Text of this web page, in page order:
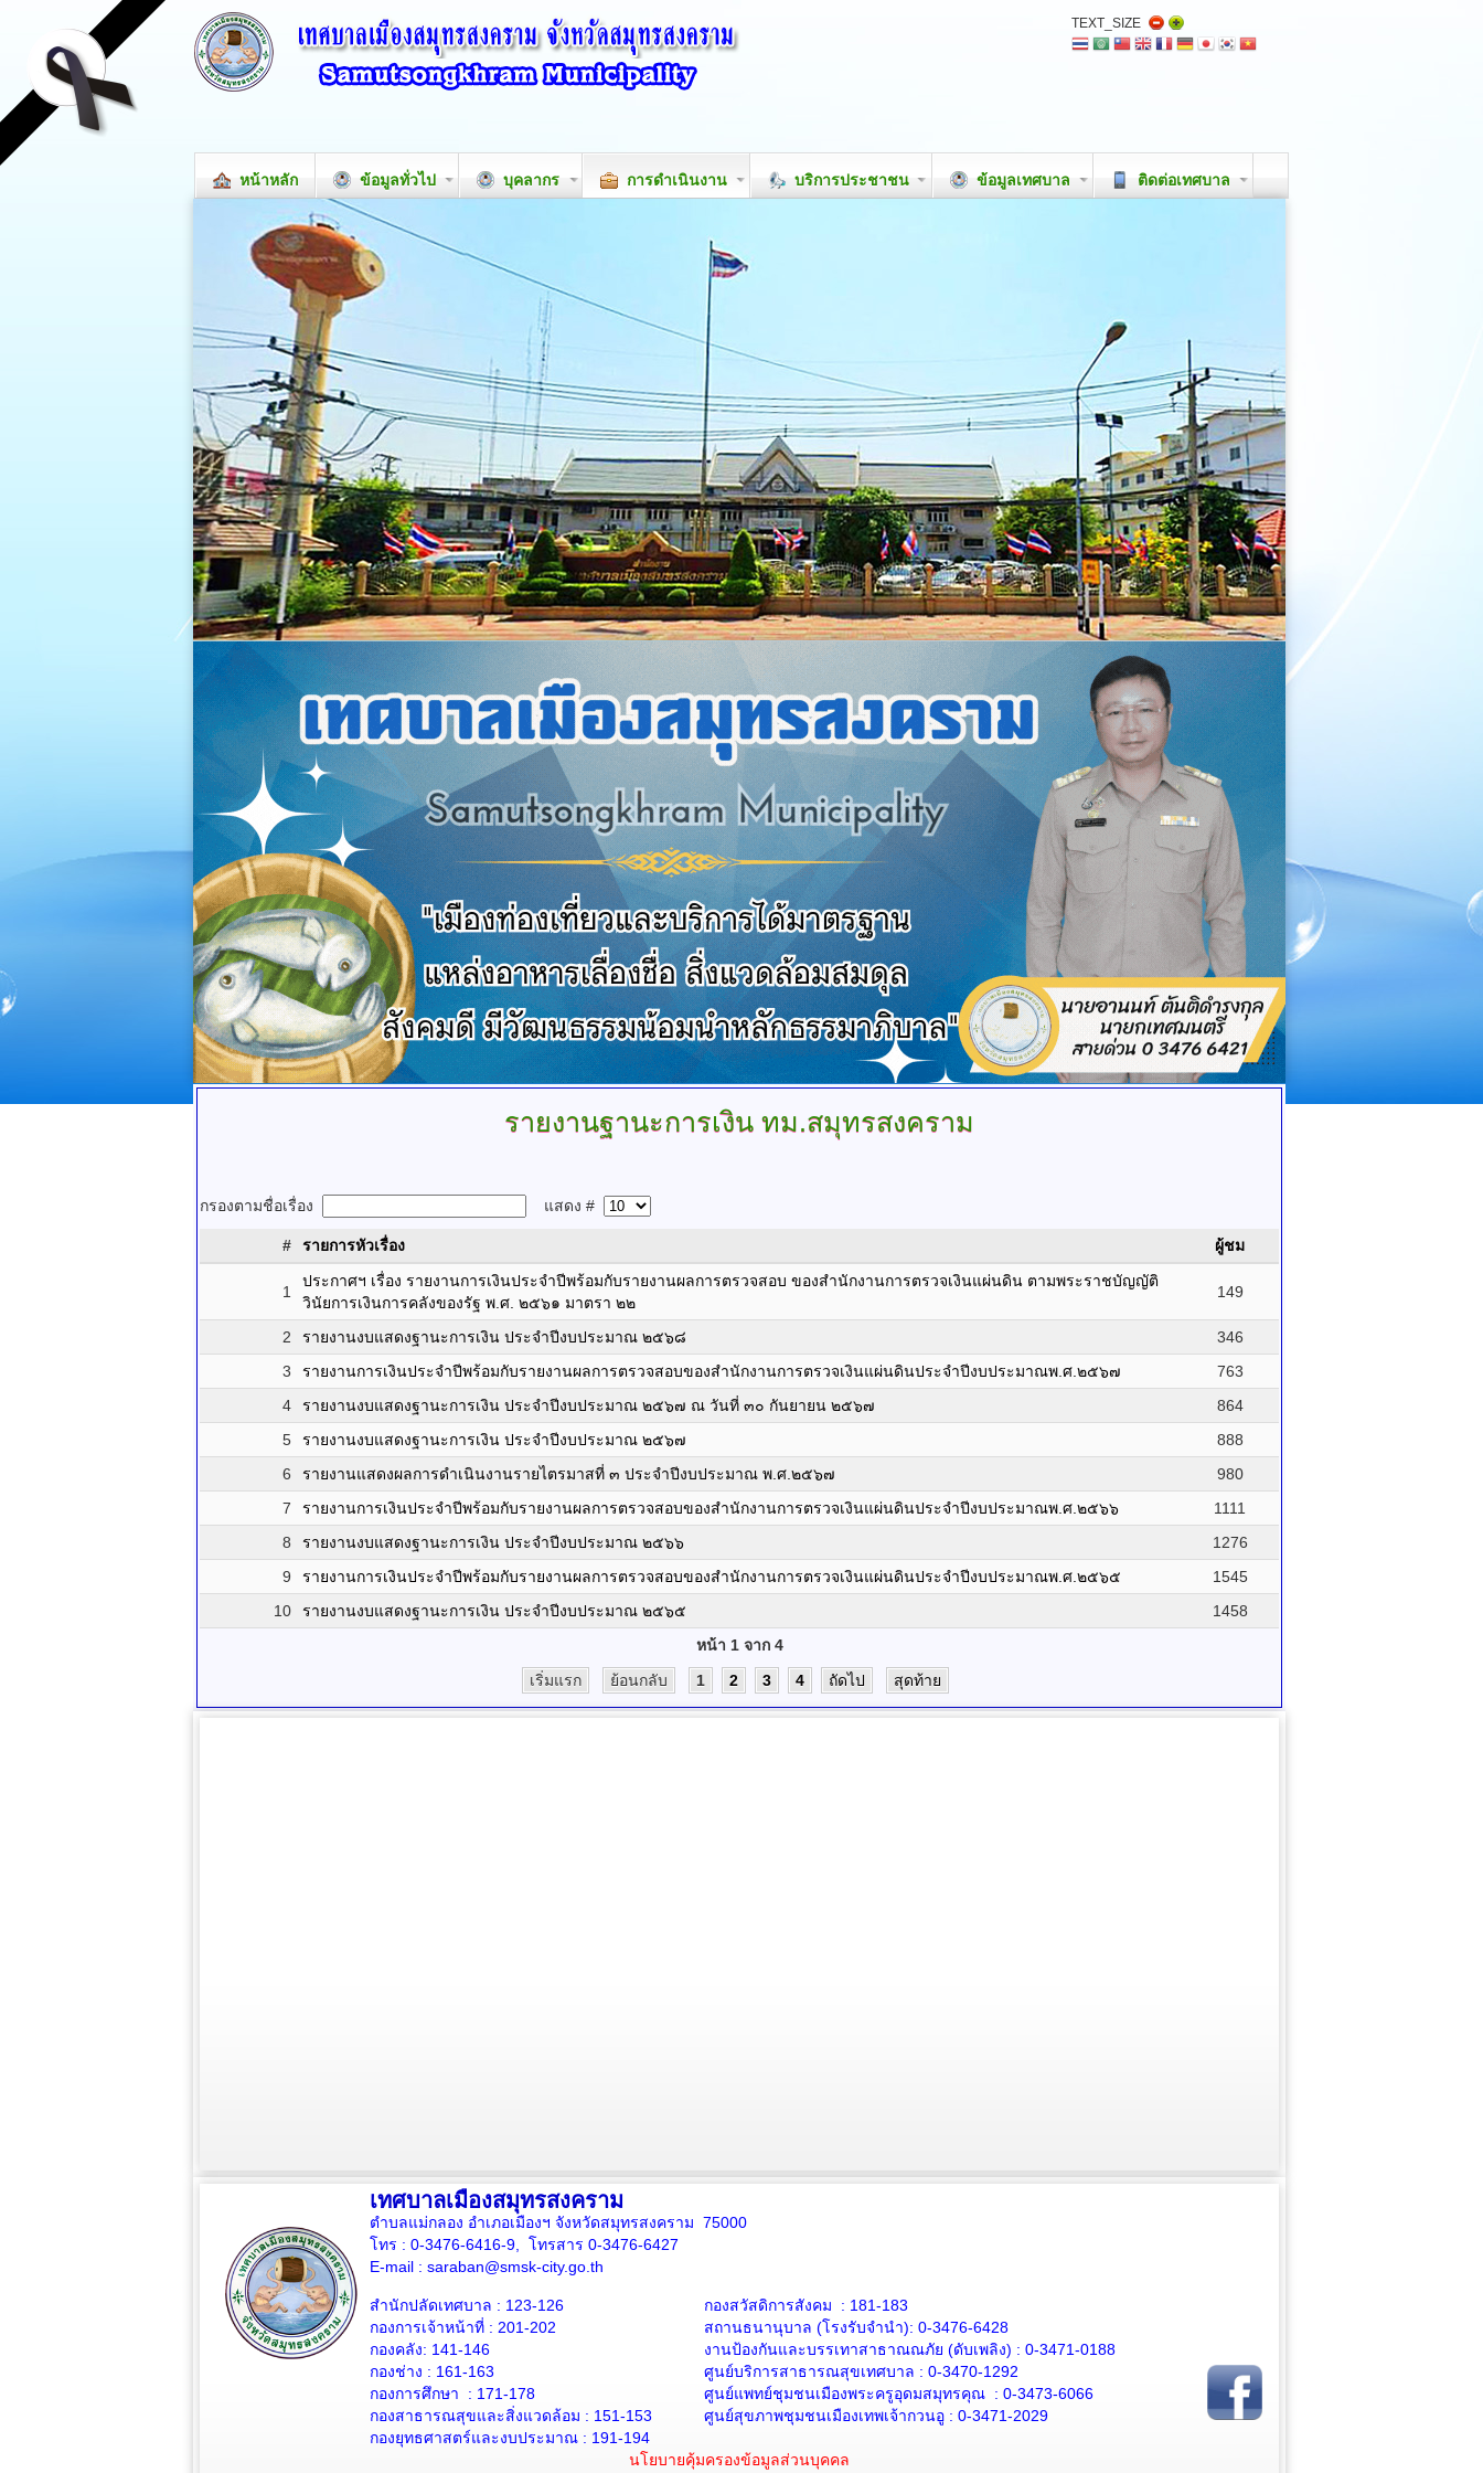
TEXT_SIZE
หน้าหลัก ข้อมูลทั่วไป บุคลากร การดำเนินงาน บริการประชาชน ข้อมูลเทศบาล ติดต่อเทศบาล
รายงานฐานะการเงิน ทม.สมุทรสงคราม
กรองตามชื่อเรื่อง แสดง #
# รายการหัวเรื่อง ผู้ชม
1
ประกาศฯ เรื่อง รายงานการเงินประจำปีพร้อมกับรายงานผลการตรวจสอบ ของสำนักงานการตรวจเงินแผ่นดิน ตามพระราชบัญญัติ
วินัยการเงินการคลังของรัฐ พ.ศ. ๒๕๖๑ มาตรา ๒๒
149
2 รายงานงบแสดงฐานะการเงิน ประจำปีงบประมาณ ๒๕๖๘
346
3
รายงานการเงินประจำปีพร้อมกับรายงานผลการตรวจสอบของสำนักงานการตรวจเงินแผ่นดินประจำปีงบประมาณพ.ศ.๒๕๖๗
763
4
รายงานงบแสดงฐานะการเงิน ประจำปีงบประมาณ ๒๕๖๗ ณ วันที่ ๓๐ กันยายน ๒๕๖๗
864
5
รายงานงบแสดงฐานะการเงิน ประจำปีงบประมาณ ๒๕๖๗
888
6
รายงานแสดงผลการดำเนินงานรายไตรมาสที่ ๓ ประจำปีงบประมาณ พ.ศ.๒๕๖๗
980
7
รายงานการเงินประจำปีพร้อมกับรายงานผลการตรวจสอบของสำนักงานการตรวจเงินแผ่นดินประจำปีงบประมาณพ.ศ.๒๕๖๖
1111
8
รายงานงบแสดงฐานะการเงิน ประจำปีงบประมาณ ๒๕๖๖
1276
9
รายงานการเงินประจำปีพร้อมกับรายงานผลการตรวจสอบของสำนักงานการตรวจเงินแผ่นดินประจำปีงบประมาณพ.ศ.๒๕๖๕
1545
10
รายงานงบแสดงฐานะการเงิน ประจำปีงบประมาณ ๒๕๖๕
1458
หน้า 1 จาก 4
เริ่มแรก
ย้อนกลับ 1 2 3 4 ถัดไป สุดท้าย
เทศบาลเมืองสมุทรสงคราม
ตำบลแม่กลอง อำเภอเมืองฯ จังหวัดสมุทรสงคราม 75000
โทร : 0-3476-6416-9, โทรสาร 0-3476-6427
E-mail : saraban@smsk-city.go.th
สำนักปลัดเทศบาล : 123-126
กองการเจ้าหน้าที่ : 201-202
กองคลัง: 141-146
กองช่าง : 161-163
กองการศึกษา : 171-178
กองสาธารณสุขและสิ่งแวดล้อม : 151-153
กองยุทธศาสตร์และงบประมาณ : 191-194
กองสวัสดิการสังคม : 181-183
สถานธนานุบาล (โรงรับจำนำ): 0-3476-6428
งานป้องกันและบรรเทาสาธาณณภัย (ดับเพลิง) : 0-3471-0188
ศูนย์บริการสาธารณสุขเทศบาล : 0-3470-1292
ศูนย์แพทย์ชุมชนเมืองพระครูอุดมสมุทรคุณ : 0-3473-6066
ศูนย์สุขภาพชุมชนเมืองเทพเจ้ากวนอู : 0-3471-2029
นโยบายคุ้มครองข้อมูลส่วนบุคคล